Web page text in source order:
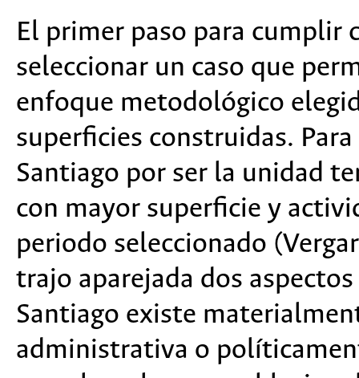
El primer paso para cumplir
seleccionar un caso que
enfoque metodológico
superficies construidas.
Santiago por ser la unidad
con mayor superficie y
periodo seleccionado
trajo aparejada dos
Santiago existe
administrativa o